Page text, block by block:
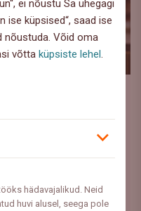
ei nõustu Sa ühegagi
ise küpsised“, saad ise
nõustuda. Võid oma
võttaküpsiste lehel
hädavajalikud. Neid
huvi alusel, seega pole
I kvartali
tõusuteele
energiašokk